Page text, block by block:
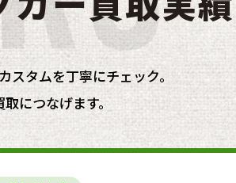
スタムを丁寧にチェック。
取につなげます。